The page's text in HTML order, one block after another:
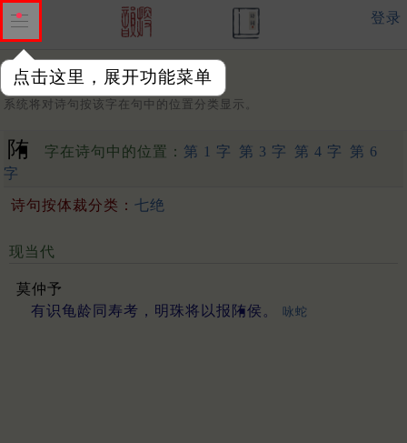
点击这里，展开功能菜单
登录
字：
系统将对诗句按该字在句中的位置分类显示。
陏 字在诗句中的位置： 第 1 字 第 3 字 第 4 字
第 6
字
诗句按体裁分类： 七绝
现当代
莫仲予
有识龟龄同寿考，明珠将以报陏侯。
咏蛇